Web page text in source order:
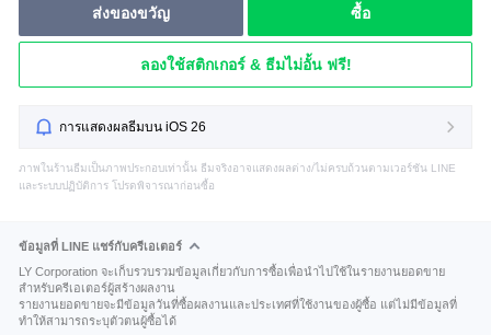
ส่งของขวัญ ซื้อ
ลองใช้สติกเกอร์ & ธีมไม่อั้น ฟรี!
การแสดงผลธีมบน iOS 26
ภาพในร้านธีมเป็นภาพประกอบเท่านั้น ธีมจริงอาจแสดงผลต่าง/ไม่ครบถ้วนตามเวอร์ชัน LINE
และระบบปฏิบัติการ โปรดพิจารณาก่อนซื้อ
ข้อมูลที่ LINE แชร์กับครีเอเตอร์
LY Corporation จะเก็บรวบรวมข้อมูลเกี่ยวกับการซื้อเพื่อนำไปใช้ในรายงานยอดขาย
สำหรับครีเอเตอร์ผู้สร้างผลงาน
รายงานยอดขายจะมีข้อมูลวันที่ซื้อผลงานและประเทศที่ใช้งานของผู้ซื้อ แต่ไม่มีข้อมูลที่
ทำให้สามารถระบุตัวตนผู้ซื้อได้